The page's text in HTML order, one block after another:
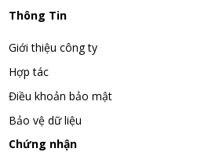
Thông Tin
Giới thiệu công ty
Hợp tác
Điều khoản bảo mật
Bảo vệ dữ liệu
Chứng nhận